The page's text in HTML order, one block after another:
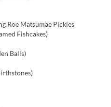
Roe Matsumae Pickles
Fishcakes)
Balls)